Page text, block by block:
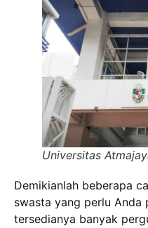
Universitas
Demikianlah beberapa
swasta yang perlu Anda
tersedianya banyak